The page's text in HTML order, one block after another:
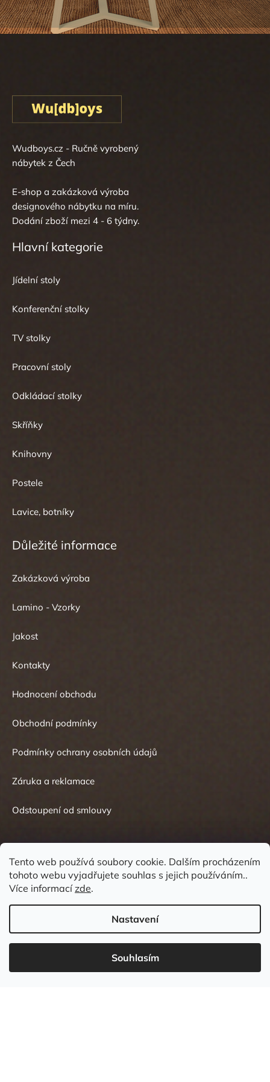
Tento web používá soubory cookie. Dalším procházením
tohoto webu vyjadřujete souhlas s jejich používáním..
Více informacízde.
Nastavení
Souhlasím
Wudboys.cz - Ručně vyrobený
nábytek z Čech
E-shop a zakázková výroba
designového nábytku na míru.
Dodání zboží mezi 4 - 6 týdny.
Hlavní kategorie
Jídelní stoly
Konferenční stolky
TV stolky
Pracovní stoly
Odkládací stolky
Skříňky
Knihovny
Postele
Lavice, botníky
Důležité informace
Zakázková výroba
Lamino - Vzorky
Jakost
Kontakty
Hodnocení obchodu
Obchodní podmínky
Podmínky ochrany osobních údajů
Záruka a reklamace
Odstoupení od smlouvy
Kontakt